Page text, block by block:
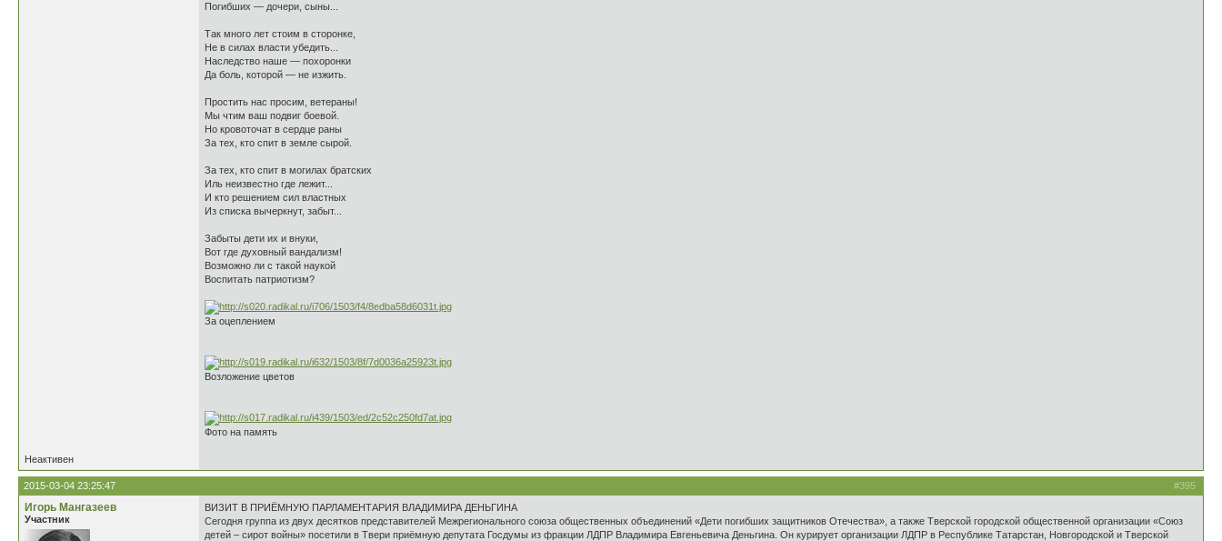
Погибших — дочери, сыны...
Так много лет стоим в сторонке,
Не в силах власти убедить...
Наследство наше — похоронки
Да боль, которой — не изжить.
Простить нас просим, ветераны!
Мы чтим ваш подвиг боевой.
Но кровоточат в сердце раны
За тех, кто спит в земле сырой.
За тех, кто спит в могилах братских
Иль неизвестно где лежит...
И кто решением сил властных
Из списка вычеркнут, забыт...
Забыты дети их и внуки,
Вот где духовный вандализм!
Возможно ли с такой наукой
Воспитать патриотизм?
За оцеплением
Возложение цветов
Фото на память
Неактивен
#395
2015-03-04 23:25:47
Игорь Мангазеев
Участник
ВИЗИТ В ПРИЁМНУЮ ПАРЛАМЕНТАРИЯ ВЛАДИМИРА ДЕНЬГИНА
Сегодня группа из двух десятков представителей Межрегионального союза общественных объединений «Дети погибших защитников Отечества», а также Тверской городской общественной организации «Союз
детей – сирот войны» посетили в Твери приёмную депутата Госдумы из фракции ЛДПР Владимира Евгеньевича Деньгина. Он курирует организации ЛДПР в Республике Татарстан, Новгородской и Тверской